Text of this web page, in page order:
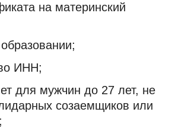
на материнский
ИНН;
для мужчин до 27 лет, не
созаемщиков или